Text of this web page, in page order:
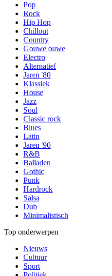
Pop
Rock
Hip Hop
Chillout
Country
Gouwe ouwe
Electro
Alternatief
Jaren '80
Klassiek
House
Jazz
Soul
Classic rock
Blues
Latin
Jaren '90
R&B
Balladen
Gothic
Punk
Hardrock
Salsa
Dub
Minimalistisch
Top onderwerpen
Nieuws
Cultuur
Sport